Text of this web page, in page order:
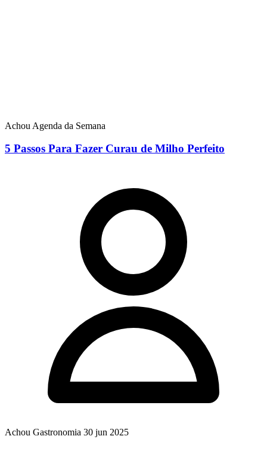
Achou Agenda da Semana
5 Passos Para Fazer Curau de Milho Perfeito
Achou Gastronomia 30 jun 2025